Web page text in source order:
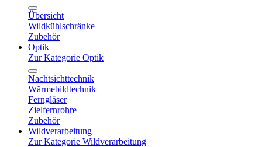
Übersicht
Wildkühlschränke
Zubehör
Optik
Zur Kategorie Optik
Nachtsichttechnik
Wärmebildtechnik
Ferngläser
Zielfernrohre
Zubehör
Wildverarbeitung
Zur Kategorie Wildverarbeitung